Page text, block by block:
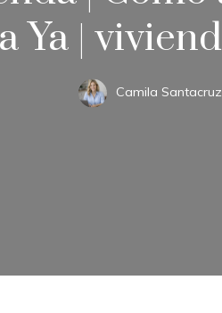
Ya |
Camila Santacruz